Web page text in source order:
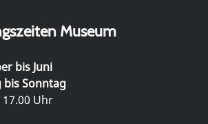
Museum
bis Juni
bis Sonntag
17.00 Uhr